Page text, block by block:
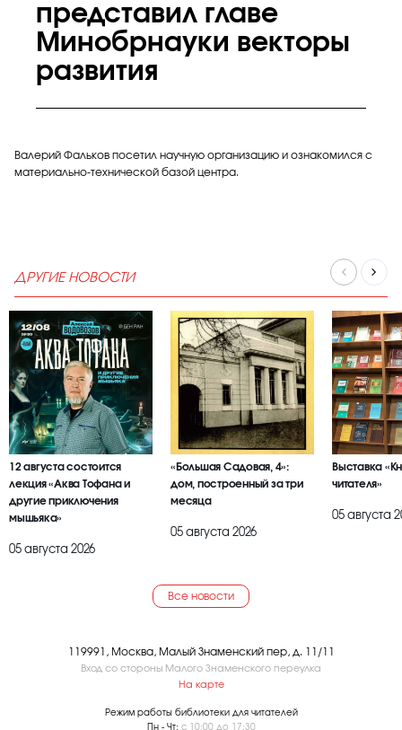
представил главе
Минобрнауки векторы
развития
Валерий Фальков посетил научную организацию и ознакомился с
материально-технической базой центра.
ДРУГИЕ НОВОСТИ
12 августа состоится
лекция «Аква Тофана и
другие приключения
мышьяка»
05 августа 2026
«Большая Садовая, 4»:
дом, построенный за три
месяца
05 августа 2026
Выставка
читателя»
05 августа
Все новости
119991, Москва, Малый Знаменский пер, д. 11/11
Вход со стороны Малого Знаменского переулка
На карте
Режим работы библиотеки для читателей
Пн - Чт: с 10:00 до 17:30